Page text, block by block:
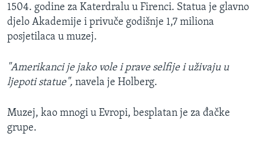
1504. godine za Katerdralu u Firenci. Statua je glavno
djelo Akademije i privuče godišnje 1,7 miliona
posjetilaca u muzej.
"Amerikanci je jako vole i prave selfije i uživaju u
ljepoti statue", navela je Holberg.
Muzej, kao mnogi u Evropi, besplatan je za đačke
grupe.